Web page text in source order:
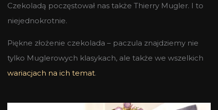
Czekoladą poczęstował nas także Thierry Mugler. I to
niejednokrotnie.
Piękne złożenie czekolada – paczula znajdziemy nie
tylko Muglerowych klasykach, ale także we wszelkich
wariacjach na ich temat.